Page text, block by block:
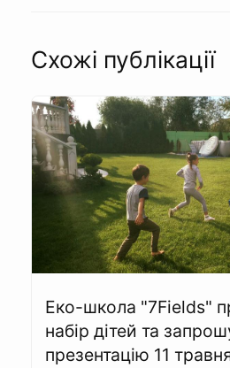
Схожі публікації
Еко-школа "7Fields"
набір дітей та
презентацію 11